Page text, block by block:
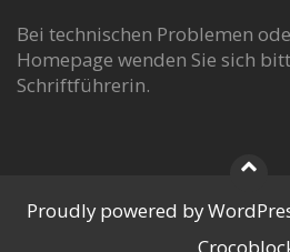
Bei technischen Problemen
Homepage wenden Sie sich
Schriftführerin.
Proudly powered by